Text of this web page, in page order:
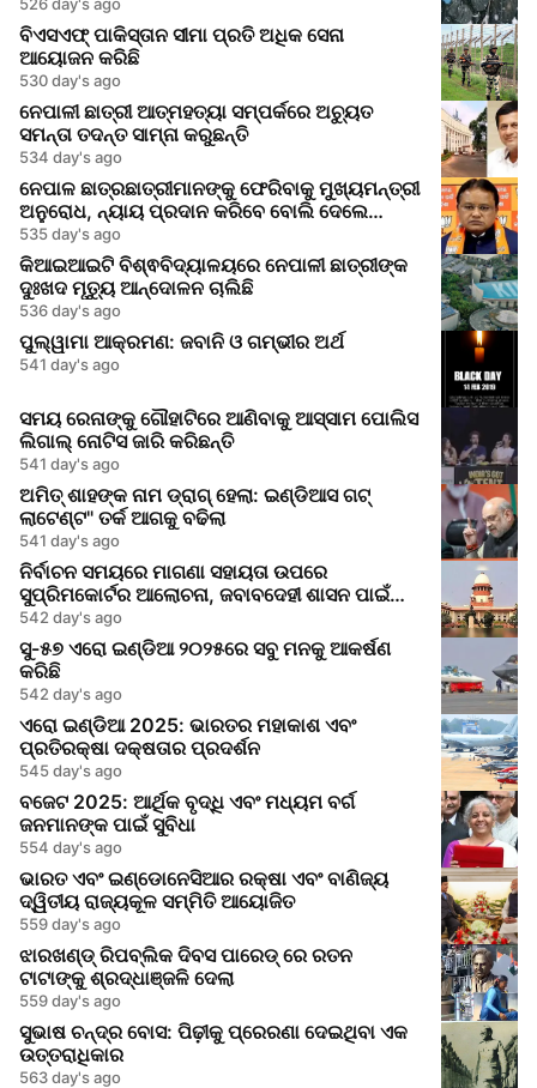
ବିଏସଏଫ୍ ପାକିସ୍ତାନ ସୀମା ପ୍ରତି ଅଧିକ ସେନା
ଆୟୋଜନ କରିଛି
530 day's ago
ନେପାଳୀ ଛାତ୍ରୀ ଆତ୍ମହତ୍ୟା ସମ୍ପର୍କରେ ଅଚ୍ୟୁତ
ସମନ୍ତା ତଦନ୍ତ ସାମ୍ନା କରୁଛନ୍ତି
534 day's ago
ନେପାଳ ଛାତ୍ରଛାତ୍ରୀମାନଙ୍କୁ ଫେରିବାକୁ ମୁଖ୍ୟମନ୍ତ୍ରୀ
ଅନୁରୋଧ, ନ୍ୟାୟ ପ୍ରଦାନ କରିବେ ବୋଲି ଦେଲେ
ଆଶ୍ୱାସନା
535 day's ago
କିଆଇଆଇଟି ବିଶ୍ଵବିଦ୍ୟାଳୟରେ ନେପାଳୀ ଛାତ୍ରୀଙ୍କ
ଦୁଃଖଦ ମୃତ୍ୟୁ ଆନ୍ଦୋଳନ ଚାଲିଛି
536 day's ago
ପୁଲ୍ୱାମା ଆକ୍ରମଣ: ଜବାନି ଓ ଗମ୍ଭୀର ଅର୍ଥ
541 day's ago
ସମୟ ରେନାଙ୍କୁ ଗୌହାଟିରେ ଆଣିବାକୁ ଆସ୍ସାମ ପୋଲିସ
ଲିଗାଲ୍ ନୋଟିସ ଜାରି କରିଛନ୍ତି
541 day's ago
ଅମିତ୍ ଶାହଙ୍କ ନାମ ଡ୍ରାଗ୍ ହେଲା: ଇଣ୍ଡିଆସ ଗଟ୍
ଲାଟେଣ୍ଟ" ତର୍କ ଆଗକୁ ବଢିଲା
541 day's ago
ନିର୍ବାଚନ ସମୟରେ ମାଗଣା ସହାୟତା ଉପରେ
ସୁପ୍ରିମକୋର୍ଟର ଆଲୋଚନା, ଜବାବଦେହୀ ଶାସନ ପାଇଁ
ଆହ୍ୱାନ
542 day's ago
ସୁ-୫୭ ଏରୋ ଇଣ୍ଡିଆ ୨୦୨୫ରେ ସବୁ ମନକୁ ଆକର୍ଷଣ
କରିଛି
542 day's ago
ଏରୋ ଇଣ୍ଡିଆ 2025: ଭାରତର ମହାକାଶ ଏବଂ
ପ୍ରତିରକ୍ଷା ଦକ୍ଷତାର ପ୍ରଦର୍ଶନ
545 day's ago
ବଜେଟ 2025: ଆର୍ଥିକ ବୃଦ୍ଧି ଏବଂ ମଧ୍ୟମ ବର୍ଗ
ଜନମାନଙ୍କ ପାଇଁ ସୁବିଧା
554 day's ago
ଭାରତ ଏବଂ ଇଣ୍ଡୋନେସିଆର ରକ୍ଷା ଏବଂ ବାଣିଜ୍ୟ
ଦ୍ୱିତୀୟ ରାଜ୍ୟକୂଳ ସମ୍ମିତି ଆୟୋଜିତ
559 day's ago
ଝାରଖଣ୍ଡ୍ ରିପବ୍ଲିକ ଦିବସ ପାରେଡ୍ ରେ ରତନ
ଟାଟାଙ୍କୁ ଶ୍ରଦ୍ଧାଞ୍ଜଳି ଦେଲା
559 day's ago
ସୁଭାଷ ଚନ୍ଦ୍ର ବୋସ: ପିଢ଼ୀକୁ ପ୍ରେରଣା ଦେଇଥିବା ଏକ
ଉତ୍ତରାଧିକାର
563 day's ago